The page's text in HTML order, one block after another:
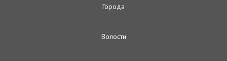
Городa
Волости